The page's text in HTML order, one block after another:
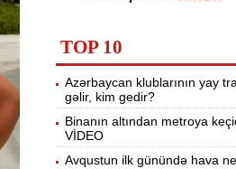
fəsadlar törədə bilər -
20:06
Müharibədə 3 400-dən
ABŞ hərbçisi həlak olub -
19:48 BMT-dən dəhşətli
milyon insan ac qala
TOP 10
Azərbaycan klublarının yay
gəlir, kim gedir?
Binanın altından metroya
VİDEO
Avqustun ilk günündə hava